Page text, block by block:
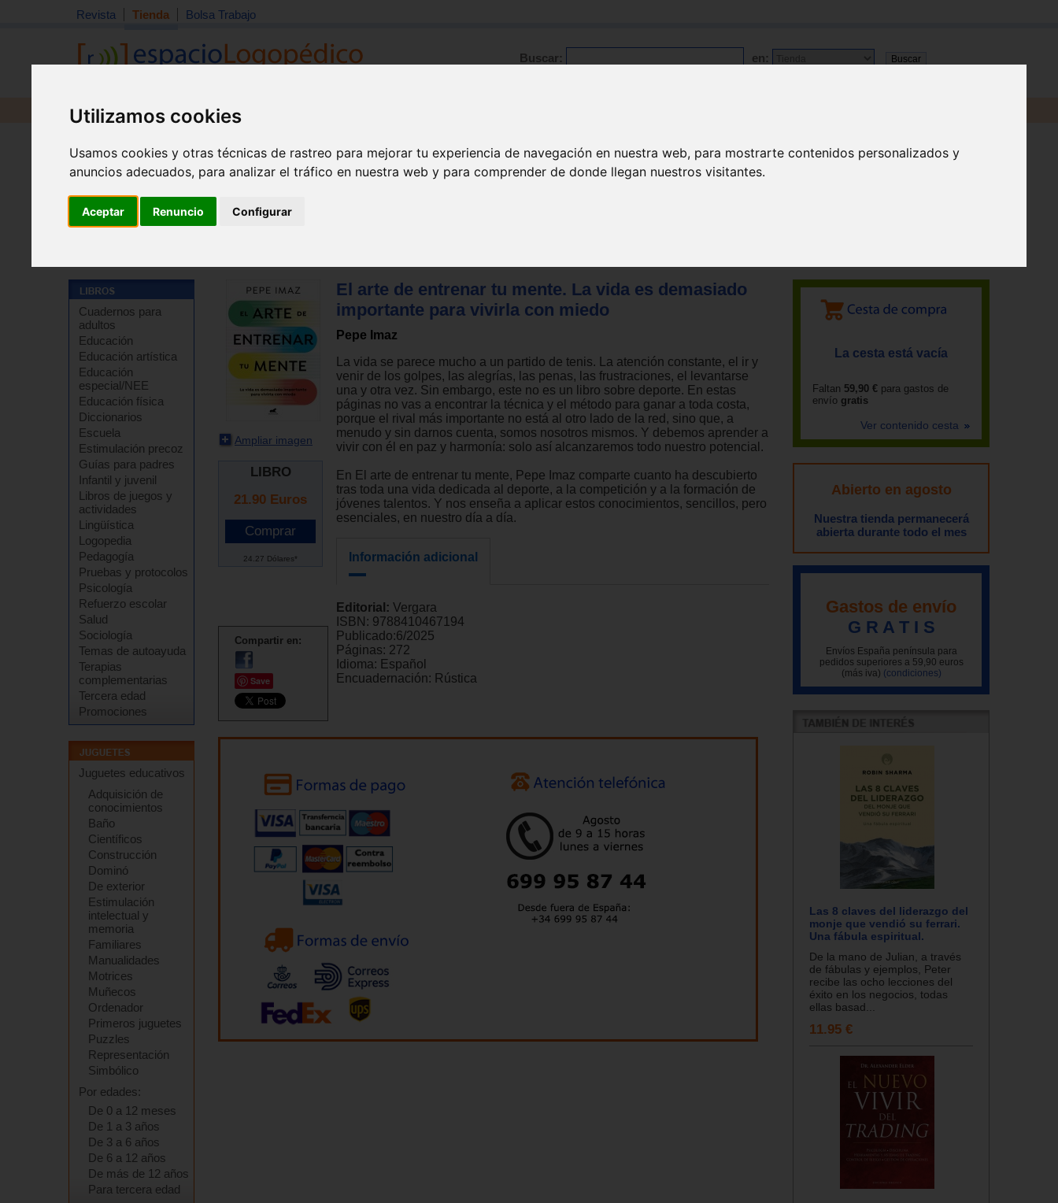
Utilizamos cookies
Usamos cookies y otras técnicas de rastreo para mejorar tu experiencia de navegación en nuestra web, para mostrarte contenidos personalizados y
anuncios adecuados, para analizar el tráfico en nuestra web y para comprender de donde llegan nuestros visitantes.
Aceptar Renuncio Configurar
Revista Tienda Bolsa Trabajo
Buscar: en:
Revista Libros Material
Cuadernos para
adultos
Educación
Educación artística
Educación
especial/NEE
Educación física
Diccionarios
Escuela
Estimulación precoz
Guías para padres
Infantil y juvenil
Libros de juegos y
actividades
Lingüística
Logopedia
Pedagogía
Pruebas y protocolos
Psicología
Refuerzo escolar
Salud
Sociología
Temas de autoayuda
Terapias
complementarias
Tercera edad
Promociones
Juguetes educativos
Adquisición de
conocimientos
Baño
Científicos
Construcción
Dominó
De exterior
Estimulación
intelectual y
memoria
Familiares
Manualidades
Motrices
Muñecos
Ordenador
Primeros juguetes
Puzzles
Representación
Simbólico
Por edades:
De 0 a 12 meses
De 1 a 3 años
De 3 a 6 años
De 6 a 12 años
De más de 12 años
Para tercera edad
Ampliar imagen
LIBRO
21.90 Euros
24.27 Dólares*
Compartir en:
Save
El arte de entrenar tu mente. La vida es demasiado
importante para vivirla con miedo
Pepe Imaz
La vida se parece mucho a un partido de tenis. La atención constante, el ir y
venir de los golpes, las alegrías, las penas, las frustraciones, el levantarse
una y otra vez. Sin embargo, este no es un libro sobre deporte. En estas
páginas no vas a encontrar la técnica y el método para ganar a toda costa,
porque el rival más importante no está al otro lado de la red, sino que, a
menudo y sin darnos cuenta, somos nosotros mismos. Y debemos aprender a
vivir con él en paz y harmonía: solo así alcanzaremos todo nuestro potencial.
En El arte de entrenar tu mente, Pepe Imaz comparte cuanto ha descubierto
tras toda una vida dedicada al deporte, a la competición y a la formación de
jóvenes talentos. Y nos enseña a aplicar estos conocimientos, sencillos, pero
esenciales, en nuestro día a día.
Información adicional
Editorial: Vergara
ISBN: 9788410467194
Publicado:6/2025
Páginas: 272
Idioma: Español
Encuadernación: Rústica
La cesta está vacía
Faltan 59,90 € para gastos de
envío gratis
Ver contenido cesta
Abierto en agosto
Nuestra tienda permanecerá
abierta durante todo el mes
Gastos de envío
G R A T I S
Envíos España península para
pedidos superiores a 59,90 euros
(más iva) (condiciones)
Las 8 claves del liderazgo del
monje que vendió su ferrari.
Una fábula espiritual.
De la mano de Julian, a través
de fábulas y ejemplos, Peter
recibe las ocho lecciones del
éxito en los negocios, todas
ellas basad...
11.95 €